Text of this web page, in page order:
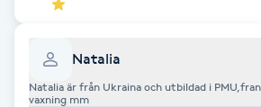
Ortobionomi
Natalia
Natalia är från Ukraina och utbildad i
vaxning mm